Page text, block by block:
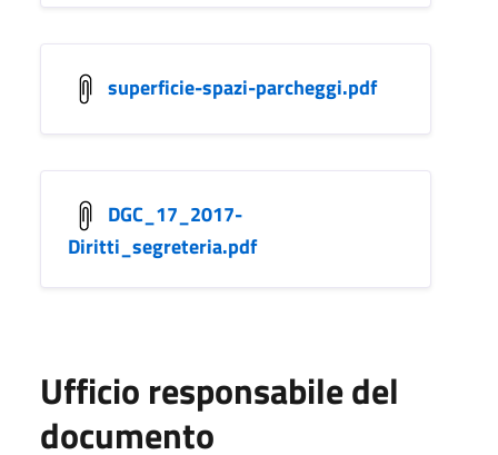
superficie-spazi-parcheggi.pdf
DGC_17_2017-
Diritti_segreteria.pdf
Ufficio responsabile del
documento